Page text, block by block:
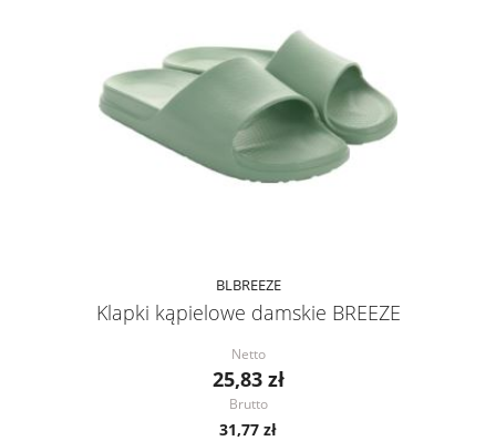
BLBREEZE
Klapki kąpielowe damskie BREEZE
Netto
25,83 zł
Brutto
31,77 zł